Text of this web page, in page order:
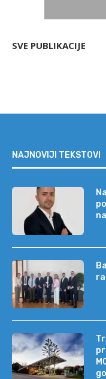
SVE PUBLIKACIJE
NAJNOVIJI TEKSTOVI